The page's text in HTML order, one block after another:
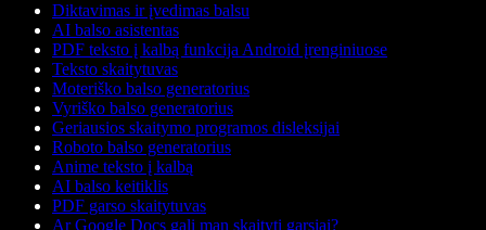
Diktavimas ir įvedimas balsu
AI balso asistentas
PDF teksto į kalbą funkcija Android įrenginiuose
Teksto skaitytuvas
Moteriško balso generatorius
Vyriško balso generatorius
Geriausios skaitymo programos disleksijai
Roboto balso generatorius
Anime teksto į kalbą
AI balso keitiklis
PDF garso skaitytuvas
Ar Google Docs gali man skaityti garsiai?